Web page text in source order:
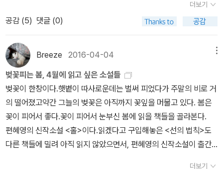
닷마을~ 보면서 아 이거 참 그리운 세상인데... 내가 살아본 세상은
아닌데 왜 이리 익숙하고 그리운 걸까 했었다. 아키미여서, 저 러버스
키스의 세계여서 그랬구나ㅋ동생들아, 아님 딸들아.올해는 이걸로 해
야겠다. 아직 멀었지만 때되서 잊어먹으면 안되니까 여기다 ㅎㅎ201
더보기
공감 (5) 댓글 (0)
Breeze 2016-04-04
벚꽃피는 봄, 4월에 읽고 싶은 소설들
벚꽃이 한창이다.햇볕이 따사로운데는 벌써 피었다가 주말의 비로 거
의 떨어졌고약간 그늘의 벚꽃은 아직까지 꽃잎을 머물고 있다. 봄은
꽃이 피어서 좋다.꽃이 피어서 눈부신 봄에 읽을 책들을 골라본다.
편혜영의 신작소설 <홀>이다.읽겠다고 구입해놓은 <선의 법칙>도
다른 책들에 밀려 아직 읽지 않았으면서, 편혜영의 신작소설이 출간
더보기